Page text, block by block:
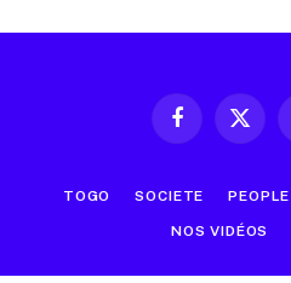
FacebookX
TOGO SOCIETE PEOPLE
NOS VIDÉOS